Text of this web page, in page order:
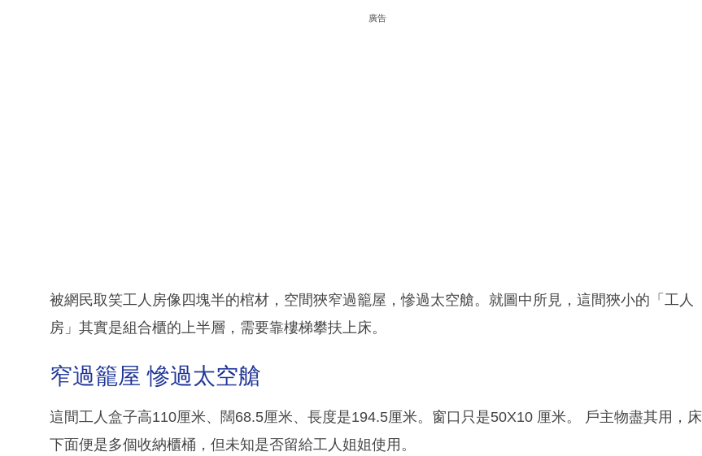
廣告
被網民取笑工人房像四塊半的棺材，空間狹窄過籠屋，慘過太空艙。就圖中所見，這間狹小的「工人
房」其實是組合櫃的上半層，需要靠樓梯攀扶上床。
窄過籠屋 慘過太空艙
這間工人盒子高110厘米、闊68.5厘米、長度是194.5厘米。窗口只是50X10 厘米。 戶主物盡其用，床
下面便是多個收納櫃桶，但未知是否留給工人姐姐使用。